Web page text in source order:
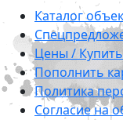
Каталог
Цены / Купить
Пополнить
Политика
Согласие на